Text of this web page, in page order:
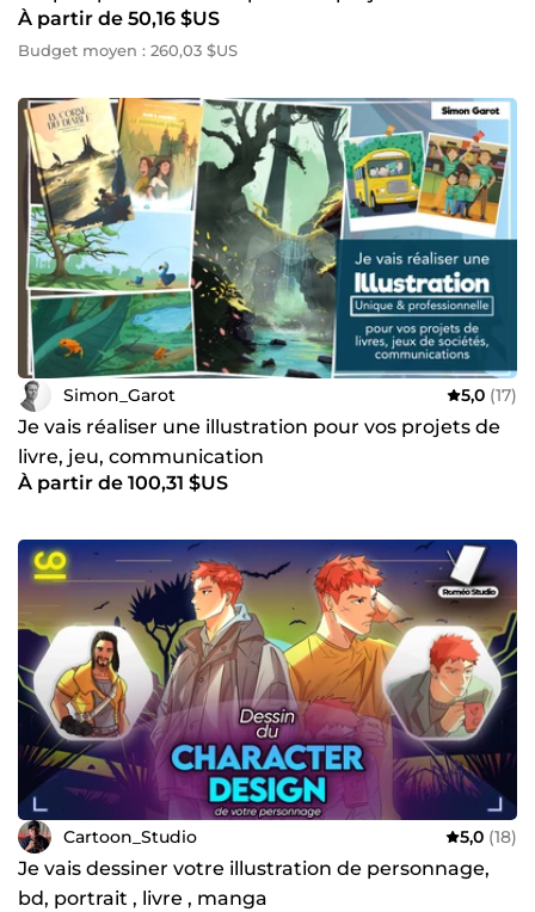
À partir de 50,16 $US
Budget moyen : 260,03 $US
Simon_Garot 5,0 (17)
Je vais réaliser une illustration pour vos projets de
livre, jeu, communication
À partir de 100,31 $US
Cartoon_Studio 5,0 (18)
Je vais dessiner votre illustration de personnage,
bd, portrait , livre , manga